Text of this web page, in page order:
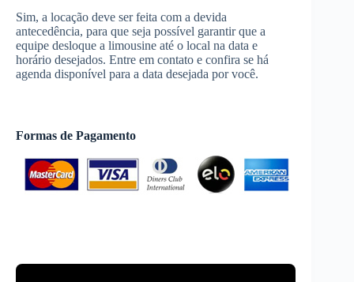
Sim, a locação deve ser feita com a devida
antecedência, para que seja possível garantir que a
equipe desloque a limousine até o local na data e
horário desejados. Entre em contato e confira se há
agenda disponível para a data desejada por você.
Formas de Pagamento